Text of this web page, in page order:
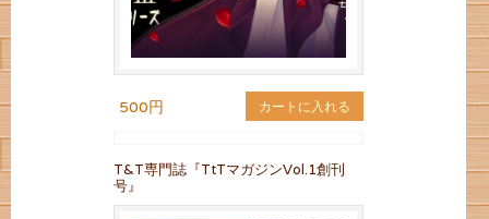
500円 カートに入れる
T&T専門誌『TtTマガジンVol.1創刊
号』